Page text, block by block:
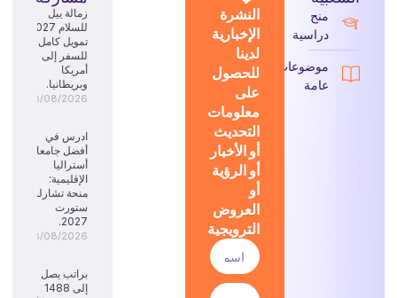
منح
دراسية
موضوعات
عامة
النشرة
الإخبارية
لدينا
للحصول
على
معلومات
التحديث
أو الأخبار
أو الرؤية
أو
العروض
الترويجية
زمالة ييل
تمويل كامل
للسفر إلى
أمريكا
وبريطانيا.
08/08/2026
ادرس في
أفضل جامعات
أستراليا
الإقليمية:
منحة تشارلز
ستورت
2027.
08/08/2026
براتب يصل
إلى 1488